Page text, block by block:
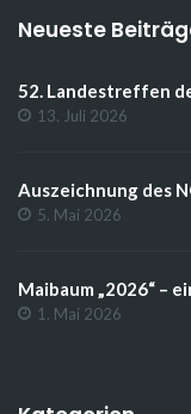
Neueste
52. Landestreffen
13. Juli 2026
Auszeichnung des
5. Mai 2026
Maibaum „2026“ –
1. Mai 2026